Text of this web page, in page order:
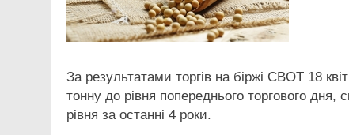
За результатами торгів на біржі CBOT 18
тонну до рівня попереднього торгового
рівня за останні 4 роки.